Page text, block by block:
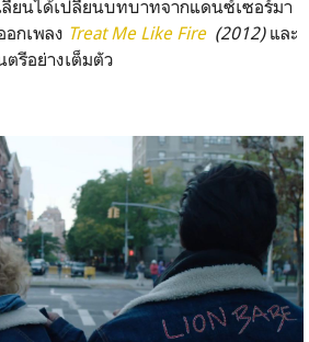
ลียนได้เปลี่ยนบทบาทจากแดนซ์เซอร์มา
กเพลง Treat Me Like Fire (2012)และ
รีอย่างเต็มตัว